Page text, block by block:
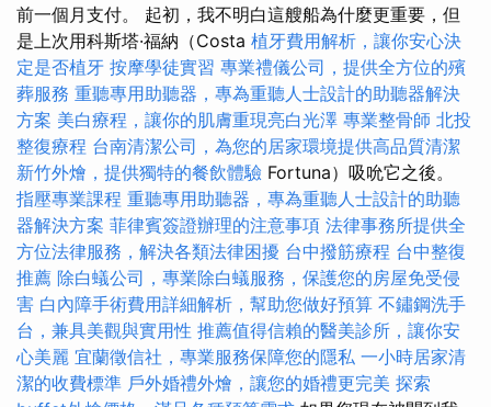
前一個月支付。 起初，我不明白這艘船為什麼更重要，但
是上次用科斯塔·福納（Costa 植牙費用解析，讓你安心決
定是否植牙 按摩學徒實習 專業禮儀公司，提供全方位的殯
葬服務 重聽專用助聽器，專為重聽人士設計的助聽器解決
方案 美白療程，讓你的肌膚重現亮白光澤 專業整骨師 北投
整復療程 台南清潔公司，為您的居家環境提供高品質清潔
新竹外燴，提供獨特的餐飲體驗 Fortuna）吸吮它之後。
指壓專業課程 重聽專用助聽器，專為重聽人士設計的助聽
器解決方案 菲律賓簽證辦理的注意事項 法律事務所提供全
方位法律服務，解決各類法律困擾 台中撥筋療程 台中整復
推薦 除白蟻公司，專業除白蟻服務，保護您的房屋免受侵
害 白內障手術費用詳細解析，幫助您做好預算 不鏽鋼洗手
台，兼具美觀與實用性 推薦值得信賴的醫美診所，讓你安
心美麗 宜蘭徵信社，專業服務保障您的隱私 一小時居家清
潔的收費標準 戶外婚禮外燴，讓您的婚禮更完美 探索